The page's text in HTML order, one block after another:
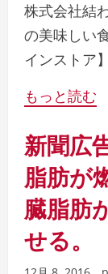
株式会社結
の美味しい
インストア】
もっと読む
新聞広
脂肪が
臓脂肪
せる。